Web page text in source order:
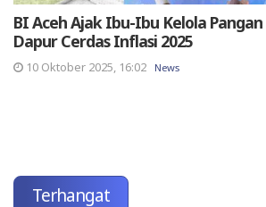
BI Aceh Ajak Ibu-Ibu Kelola
Dapur Cerdas Inflasi 2025
10 Oktober 2025, 16:02 News
Terhangat